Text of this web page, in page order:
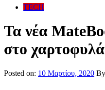
TECH
Τα νέα
στο
Posted on: 10 Μαρτίου, 2020